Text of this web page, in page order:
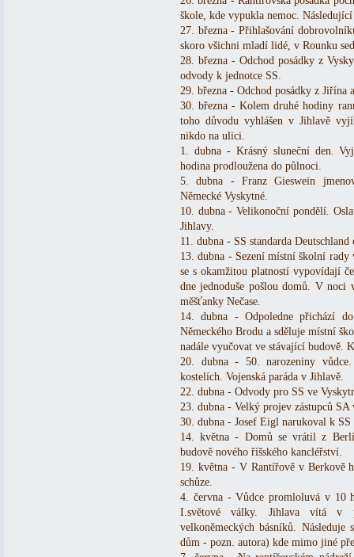
škole, kde vypukla nemoc.
27. března - Přihlašování
skoro všichni mladí lidé, v Rounku
28. března - Odchod posádky z
odvody k jednotce SS.
29. března - Odchod posádky z Jiřína
30. března - Kolem druhé hodiny
toho důvodu vyhlášen v Jihlavě
nikdo na ulici.
1. dubna - Krásný sluneční den.
hodina prodloužena do půlnoci.
5. dubna - Franz Gieswein
Německé Vyskytné.
10. dubna - Velikonoční pondělí.
Jihlavy.
11. dubna - SS standarda
13. dubna - Sezení místní školní
se s okamžitou platností vypovídají
dne jednoduše pošlou domů. V noci
měšťanky Nečase.
14. dubna - Odpoledne přichází
Německého Brodu a sděluje místní
nadále vyučovat ve stávající budově.
20. dubna - 50. narozeniny
kostelích. Vojenská paráda v Jihlavě.
22. dubna - Odvody pro SS ve
23. dubna - Velký projev zástupců SA
30. dubna - Josef Eigl narukoval k
14. května - Domů se vrátil z
budově nového říšského kancléřství.
19. května - V Rantířově v Berkově
schůze.
4. června - Vůdce promloluvá v 10
I.světové války. Jihlava vítá v
velkoněmeckých básníků.
dům - pozn. autora) kde mimo jiné